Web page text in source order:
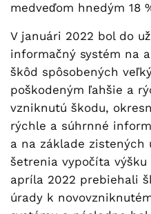
medveďom hnedým 18
V januári 2022 bol do
informačný systém na
škôd spôsobených
poškodeným ľahšie a
vzniknutú škodu,
rýchle a súhrnné
a na základe zistených
šetrenia vypočíta
apríla 2022 prebiehali
úrady k